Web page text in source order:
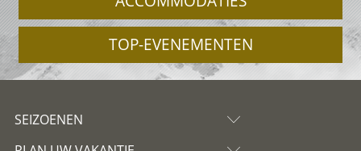
TOP-EVENEMENTEN
SEIZOENEN